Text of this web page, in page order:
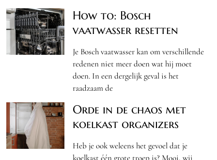
How to: Bosch
vaatwasser resetten
Je Bosch vaatwasser kan om verschillende
redenen niet meer doen wat hij moet
doen. In een dergelijk geval is het
raadzaam de
Orde in de chaos met
koelkast organizers
Heb je ook weleens het gevoel dat je